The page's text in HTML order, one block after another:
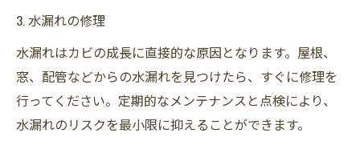
3. 水漏れの修理
水漏れはカビの成長に直接的な原因となります。屋根、
窓、配管などからの水漏れを見つけたら、すぐに修理を
行ってください。定期的なメンテナンスと点検により、
水漏れのリスクを最小限に抑えることができます。